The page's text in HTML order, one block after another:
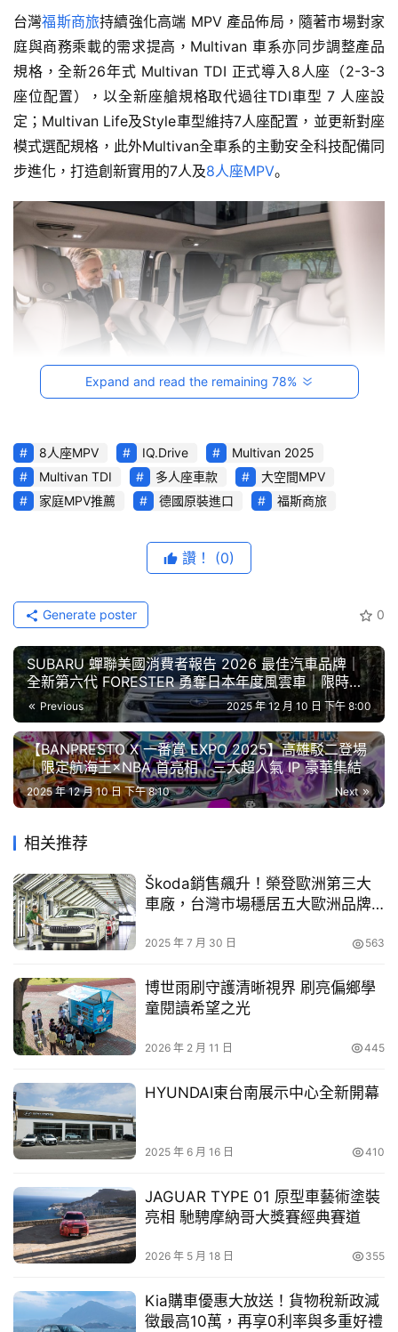
車
／
機
車
試
駕
影
音
台
車
與
生
活
C
A
R
綜
口
碑
中
古
車
行
百
大
古
買
車
幫
忙
跨
玩
C
A
R
p
台灣福斯商旅持續強化高端 MPV 產品佈局，隨著市場對家
庭與商務乘載的需求提高，Multivan 車系亦同步調整產品
規格，全新26年式 Multivan TDI 正式導入8人座（2-3-3
座位配置），以全新座艙規格取代過往TDI車型 7 人座設
定；Multivan Life及Style車型維持7人座配置，並更新對座
模式選配規格，此外Multivan全車系的主動安全科技配備同
步進化，打造創新實用的7人及8人座MPV。
Multivan 車系承襲福斯商旅新世代設計語彙，以俐落線條
與現代化比例打造高度辨識度的外型，自上市以來屢獲國際
大產品陣線，全新 Multivan TDI 以 8 人座配置，主打層峰
家庭及企業商務等用途；而 Multivan Life 與 Multivan
Style 則維持家庭導向的 7 人座布局，以高質感內裝與靈活
空間深受家庭客群青睞。
全新26年式 Multivan 售價自 NT$ 210 萬起，並享 5 年保
產品策略同時滿足企業商務與家庭出行需求，為消費者打造
更全面的移動選擇與旅程想像。
Multivan TDI – 8 人座配置首次登台
Expand and read the remaining 78%
8人座MPV IQ.Drive
Multivan 2025
Multivan TDI
多人座車款
大空間MPV
家庭MPV推薦
德國原裝進口 福斯商旅
讚！ (0)
0
Generate poster
SUBARU 蟬聯美國消費者報告 2026 最佳汽車品牌｜
全新第六代 FORESTER 勇奪日本年度風雲車｜限時享
零利率與限量交車禮
Previous 2025 年 12 月 10 日 下午 8:00
【BANPRESTO X 一番賞 EXPO 2025】高雄駁二登場
｜限定航海王×NBA 首亮相｜三大超人氣 IP 豪華集結
Next
2025 年 12 月 10 日 下午 8:10
相关推荐
Škoda銷售飆升！榮登歐洲第三大
車廠，台灣市場穩居五大歐洲品牌
2025 年 7 月 30 日 563
博世雨刷守護清晰視界 刷亮偏鄉學
童閱讀希望之光
2026 年 2 月 11 日 445
HYUNDAI東台南展示中心全新開幕
2025 年 6 月 16 日 410
JAGUAR TYPE 01 原型車藝術塗裝
亮相 馳騁摩納哥大獎賽經典賽道
2026 年 5 月 18 日 355
Kia購車優惠大放送！貨物稅新政減
徵最高10萬，再享0利率與多重好禮